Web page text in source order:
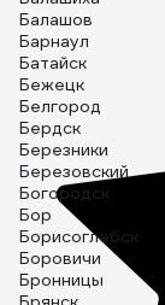
Балашов
Барнаул
Батайск
Бежецк
Белгород
Бердск
Березники
Березовский
Богородск
Бор
Борисоглебск
Боровичи
Бронницы